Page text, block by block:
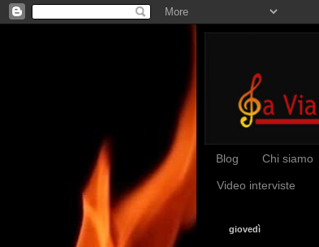
Blog Chi siamo
Video interviste
giovedì